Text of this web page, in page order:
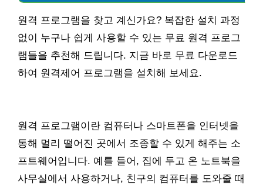
원격 프로그램을 찾고 계신가요? 복잡한 설치 과정
없이 누구나 쉽게 사용할 수 있는 무료 원격 프로그
램들을 추천해 드립니다. 지금 바로 무료 다운로드
하여 원격제어 프로그램을 설치해 보세요.
원격 프로그램이란 컴퓨터나 스마트폰을 인터넷을
통해 멀리 떨어진 곳에서 조종할 수 있게 해주는 소
프트웨어입니다. 예를 들어, 집에 두고 온 노트북을
사무실에서 사용하거나, 친구의 컴퓨터를 도와줄 때